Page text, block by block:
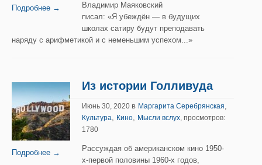
Подробнее →
Владимир Маяковский
писал: «Я убеждён — в будущих
школах сатиру будут преподавать
наряду с арифметикой и с неменьшим успехом...»
Подробнее →
Из истории Голливуда
Июнь 30, 2020 в Маргарита Серебрянская,
Культура, Кино, Мысли вслух, просмотров:
1780
Рассуждая об американском кино 1950-
х-первой половины 1960-х годов,